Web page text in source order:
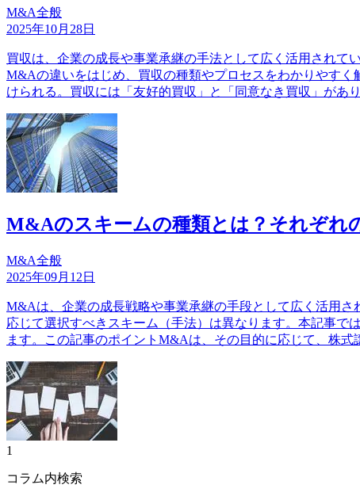
M&A全般
2025年10月28日
買収は、企業の成長や事業承継の手法として広く活用されて
M&Aの違いをはじめ、買収の種類やプロセスをわかりやす
けられる。買収には「友好的買収」と「同意なき買収」があ
M&Aのスキームの種類とは？それぞれ
M&A全般
2025年09月12日
M&Aは、企業の成長戦略や事業承継の手段として広く活用
応じて選択すべきスキーム（手法）は異なります。本記事
ます。この記事のポイントM&Aは、その目的に応じて、株式
1
コラム内検索